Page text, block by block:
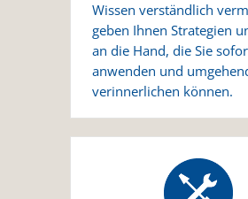
Wissen verständlich
geben Ihnen Strategien
an die Hand, die Sie
anwenden und
verinnerlichen können.